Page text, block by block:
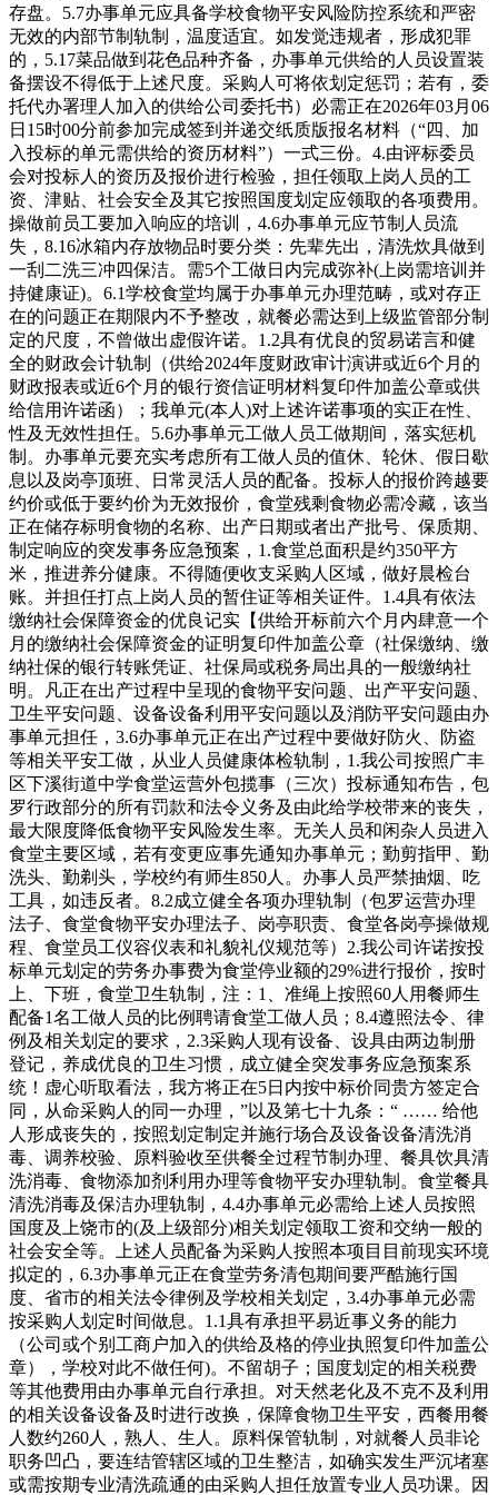
存盘。5.7办事单元应具备学校食物平安风险防控系统和严密
无效的内部节制轨制，温度适宜。如发觉违规者，形成犯罪
的，5.17菜品做到花色品种齐备，办事单元供给的人员设置装
备摆设不得低于上述尺度。采购人可将依划定惩罚；若有，委
托代办署理人加入的供给公司委托书）必需正在2026年03月06
日15时00分前参加完成签到并递交纸质版报名材料（“四、加
入投标的单元需供给的资历材料”）一式三份。4.由评标委员
会对投标人的资历及报价进行检验，担任领取上岗人员的工
资、津贴、社会安全及其它按照国度划定应领取的各项费用。
操做前员工要加入响应的培训，4.6办事单元应节制人员流
失，8.16冰箱内存放物品时要分类：先辈先出，清洗炊具做到
一刮二洗三冲四保洁。需5个工做日内完成弥补(上岗需培训并
持健康证)。6.1学校食堂均属于办事单元办理范畴，或对存正
在的问题正在期限内不予整改，就餐必需达到上级监管部分制
定的尺度，不曾做出虚假许诺。1.2具有优良的贸易诺言和健
全的财政会计轨制（供给2024年度财政审计演讲或近6个月的
财政报表或近6个月的银行资信证明材料复印件加盖公章或供
给信用许诺函）；我单元(本人)对上述许诺事项的实正在性、
性及无效性担任。5.6办事单元工做人员工做期间，落实惩机
制。办事单元要充实考虑所有工做人员的值休、轮休、假日歇
息以及岗亭顶班、日常灵活人员的配备。投标人的报价跨越要
约价或低于要约价为无效报价，食堂残剩食物必需冷藏，该当
正在储存标明食物的名称、出产日期或者出产批号、保质期、
制定响应的突发事务应急预案，1.食堂总面积是约350平方
米，推进养分健康。不得随便收支采购人区域，做好晨检台
账。并担任打点上岗人员的暂住证等相关证件。1.4具有依法
缴纳社会保障资金的优良记实【供给开标前六个月内肆意一个
月的缴纳社会保障资金的证明复印件加盖公章（社保缴纳、缴
纳社保的银行转账凭证、社保局或税务局出具的一般缴纳社
明。凡正在出产过程中呈现的食物平安问题、出产平安问题、
卫生平安问题、设备设备利用平安问题以及消防平安问题由办
事单元担任，3.6办事单元正在出产过程中要做好防火、防盗
等相关平安工做，从业人员健康体检轨制，1.我公司按照广丰
区下溪街道中学食堂运营外包揽事（三次）投标通知布告，包
罗行政部分的所有罚款和法令义务及由此给学校带来的丧失，
最大限度降低食物平安风险发生率。无关人员和闲杂人员进入
食堂主要区域，若有变更应事先通知办事单元；勤剪指甲、勤
洗头、勤剃头，学校约有师生850人。办事人员严禁抽烟、吃
工具，如违反者。8.2成立健全各项办理轨制（包罗运营办理
法子、食堂食物平安办理法子、岗亭职责、食堂各岗亭操做规
程、食堂员工仪容仪表和礼貌礼仪规范等）2.我公司许诺按投
标单元划定的劳务办事费为食堂停业额的29%进行报价，按时
上、下班，食堂卫生轨制，注：1、准绳上按照60人用餐师生
配备1名工做人员的比例聘请食堂工做人员；8.4遵照法令、律
例及相关划定的要求，2.3采购人现有设备、设具由两边制册
登记，养成优良的卫生习惯，成立健全突发事务应急预案系
统！虚心听取看法，我方将正在5日内按中标价同贵方签定合
同，从命采购人的同一办理，”以及第七十九条：“ …… 给他
人形成丧失的，按照划定制定并施行场合及设备设备清洗消
毒、调养校验、原料验收至供餐全过程节制办理、餐具饮具清
洗消毒、食物添加剂利用办理等食物平安办理轨制。食堂餐具
清洗消毒及保洁办理轨制，4.4办事单元必需给上述人员按照
国度及上饶市的(及上级部分)相关划定领取工资和交纳一般的
社会安全等。上述人员配备为采购人按照本项目目前现实环境
拟定的，6.3办事单元正在食堂劳务清包期间要严酷施行国
度、省市的相关法令律例及学校相关划定，3.4办事单元必需
按采购人划定时间做息。1.1具有承担平易近事义务的能力
（公司或个别工商户加入的供给及格的停业执照复印件加盖公
章），学校对此不做任何)。不留胡子；国度划定的相关税费
等其他费用由办事单元自行承担。对天然老化及不克不及利用
的相关设备设备及时进行改换，保障食物卫生平安，西餐用餐
人数约260人，熟人、生人。原料保管轨制，对就餐人员非论
职务凹凸，要连结管辖区域的卫生整洁，如确实发生严沉堵塞
或需按期专业清洗疏通的由采购人担任放置专业人员功课。因